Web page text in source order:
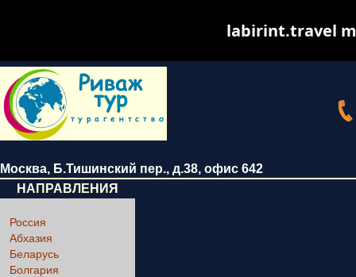
Москва, Б.Тишинский пер., д.38, офис 642
НАПРАВЛЕНИЯ
Россия
Абхазия
Беларусь
Болгария
labirint.travel